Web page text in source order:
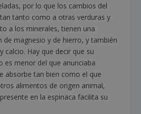
por lo que los cambios del
tanto como a otras verduras y
a los minerales, tienen una
de magnesio y de hierro, y también
calcio. Hay que decir que su
es menor del que anunciaba
absorbe tan bien como el que
alimentos de origen animal,
en la espinaca facilita su